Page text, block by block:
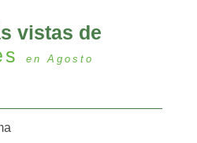
vistas de
en Agosto